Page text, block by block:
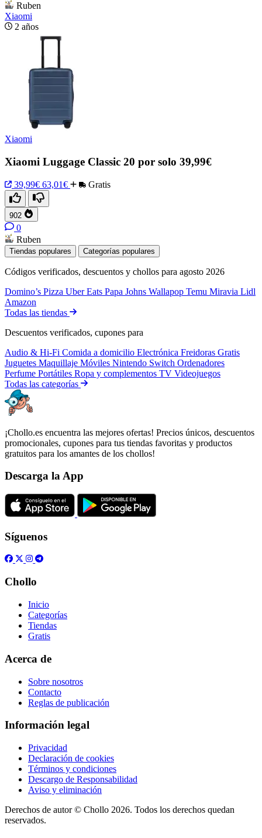
Ruben
Xiaomi
2 años
Xiaomi
Xiaomi Luggage Classic 20 por solo 39,99€
39,99€ 63,01€ Gratis
902
0
Ruben
Tiendas populares Categorías populares
Códigos verificados, descuentos y chollos para agosto 2026
Domino’s Pizza Uber Eats Papa Johns Wallapop Temu Miravia Lidl
Amazon
Todas las tiendas
Descuentos verificados, cupones para
Audio & Hi-Fi Comida a domicilio Electrónica Freidoras Gratis
Juguetes Maquillaje Móviles Nintendo Switch Ordenadores
Perfume Portátiles Ropa y complementos TV Videojuegos
Todas las categorías
¡Chollo.es encuentra las mejores ofertas! Precios únicos, descuentos
promocionales, cupones para tus tiendas favoritas y productos
gratuitos para los amantes de los chollos!
Descarga la App
Síguenos
Chollo
Inicio
Categorías
Tiendas
Gratis
Acerca de
Sobre nosotros
Contacto
Reglas de publicación
Información legal
Privacidad
Declaración de cookies
Términos y condiciones
Descargo de Responsabilidad
Aviso y eliminación
Derechos de autor © Chollo 2026. Todos los derechos quedan
reservados.